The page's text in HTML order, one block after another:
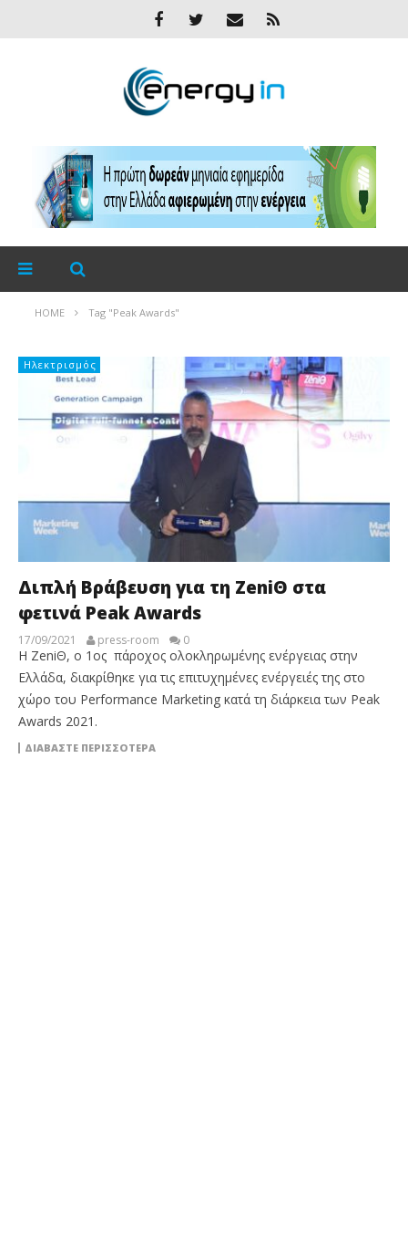
HOME Tag "Peak Awards"
Ηλεκτρισμός
Διπλή Βράβευση για τη ΖeniΘ στα
φετινά Peak Awards
17/09/2021 press-room 0
Η ZeniΘ, ο 1ος πάροχος ολοκληρωμένης ενέργειας στην
Ελλάδα, διακρίθηκε για τις επιτυχημένες ενέργειές της στο
χώρο του Performance Marketing κατά τη διάρκεια των Peak
Awards 2021.
ΔΙΑΒΆΣΤΕ ΠΕΡΙΣΣΌΤΕΡΑ